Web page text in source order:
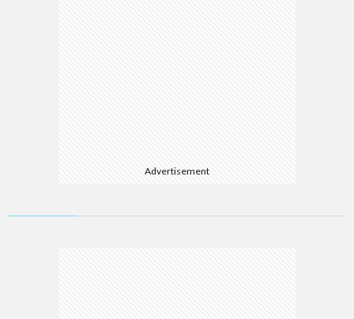
Advertisement